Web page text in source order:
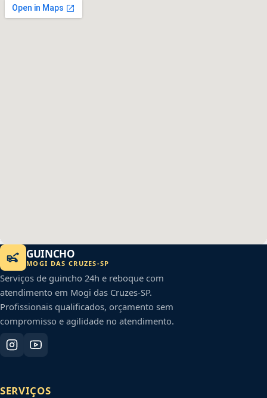
GUINCHO
MOGI DAS CRUZES-SP
Serviços de guincho 24h e reboque com
atendimento em Mogi das Cruzes-SP.
Profissionais qualificados, orçamento sem
compromisso e agilidade no atendimento.
SERVIÇOS